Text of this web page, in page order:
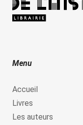
Menu
Accueil
Livres
Les auteurs